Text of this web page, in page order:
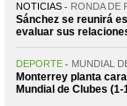
NOTICIAS RONDA DE
Sánchez se reunirá
evaluar sus
DEPORTE MUNDIAL
Monterrey planta
Mundial de Clubes (1-